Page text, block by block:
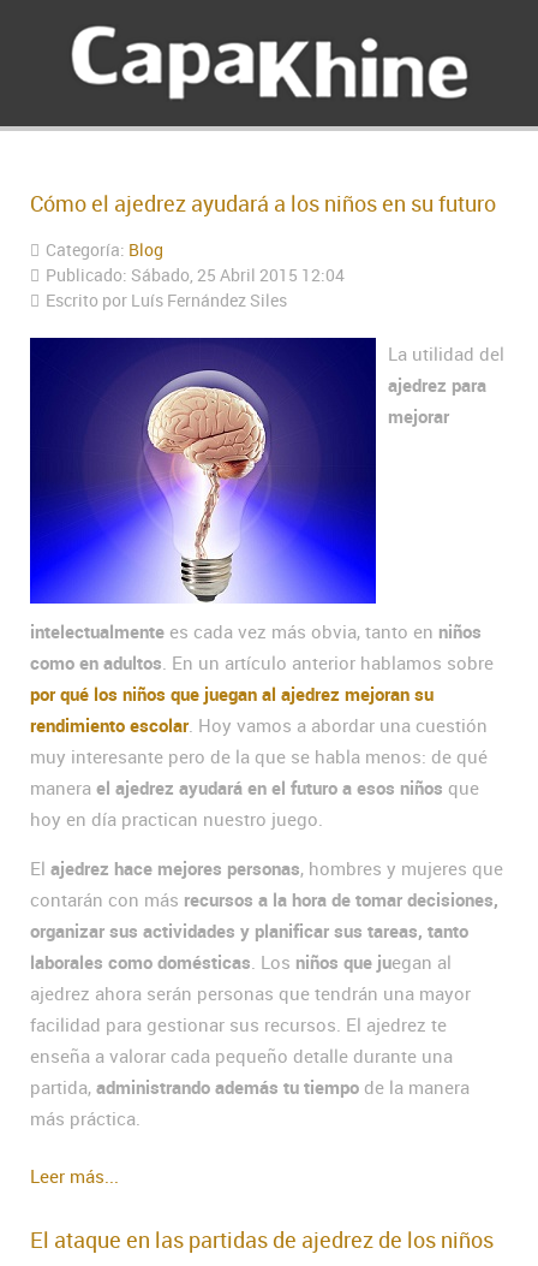
Cómo el ajedrez ayudará a los niños en su futuro
Categoría: Blog
Publicado: Sábado, 25 Abril 2015 12:04
Escrito por Luís Fernández Siles
La utilidad del
ajedrez para
mejorar
intelectualmente es cada vez más obvia, tanto en niños
como en adultos . En un artículo anterior hablamos sobre
por qué los niños que juegan al ajedrez mejoran su
rendimiento escolar. Hoy vamos a abordar una cuestión
muy interesante pero de la que se habla menos: de qué
manera el ajedrez ayudará en el futuro a esos niños que
hoy en día practican nuestro juego.
El ajedrez hace mejores personas, hombres y mujeres que
contarán con más recursos a la hora de tomar decisiones,
organizar sus actividades y planificar sus tareas, tanto
laborales como domésticas . Los niños que juegan al
ajedrez ahora serán personas que tendrán una mayor
facilidad para gestionar sus recursos. El ajedrez te
enseña a valorar cada pequeño detalle durante una
partida, administrando además tu tiempo de la manera
más práctica.
Leer más...
El ataque en las partidas de ajedrez de los niños